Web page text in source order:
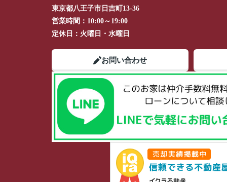
東京都八王子市日吉町13-36
営業時間： 10:00～19:00
定休日： 火曜日・水曜日
お問い合わせ